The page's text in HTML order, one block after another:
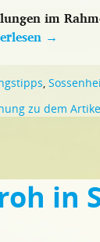
im
→
,
zu dem
in